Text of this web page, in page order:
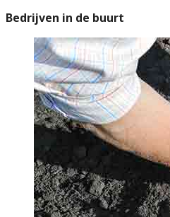
Bedrijven in de buurt